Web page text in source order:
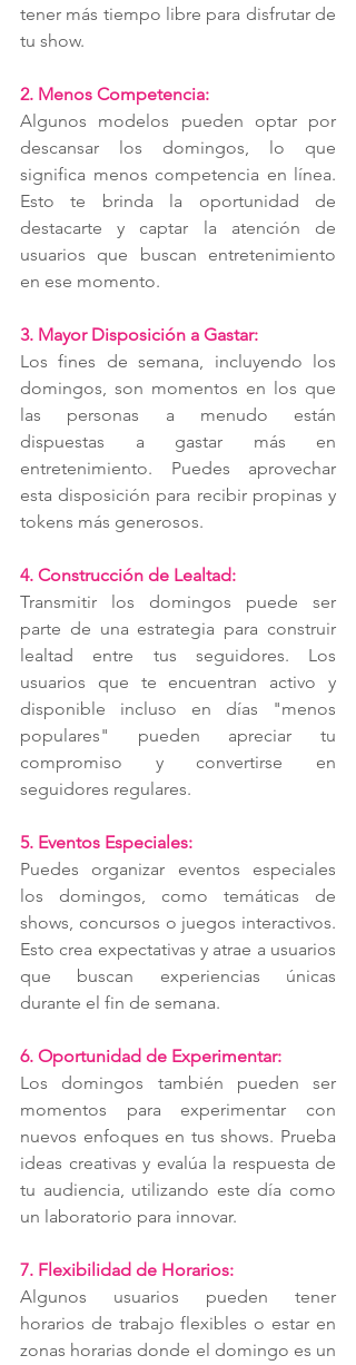
tener más tiempo libre para disfrutar de
tu show.
2. Menos Competencia:
Algunos modelos pueden optar por
descansar los domingos, lo que
significa menos competencia en línea.
Esto te brinda la oportunidad de
destacarte y captar la atención de
usuarios que buscan entretenimiento
en ese momento.
3. Mayor Disposición a Gastar:
Los fines de semana, incluyendo los
domingos, son momentos en los que
las personas a menudo están
dispuestas a gastar más en
entretenimiento. Puedes aprovechar
esta disposición para recibir propinas y
tokens más generosos.
4. Construcción de Lealtad:
Transmitir los domingos puede ser
parte de una estrategia para construir
lealtad entre tus seguidores. Los
usuarios que te encuentran activo y
disponible incluso en días "menos
populares" pueden apreciar tu
compromiso y convertirse en
seguidores regulares.
5. Eventos Especiales:
Puedes organizar eventos especiales
los domingos, como temáticas de
shows, concursos o juegos interactivos.
Esto crea expectativas y atrae a usuarios
que buscan experiencias únicas
durante el fin de semana.
6. Oportunidad de Experimentar:
Los domingos también pueden ser
momentos para experimentar con
nuevos enfoques en tus shows. Prueba
ideas creativas y evalúa la respuesta de
tu audiencia, utilizando este día como
un laboratorio para innovar.
7. Flexibilidad de Horarios:
Algunos usuarios pueden tener
horarios de trabajo flexibles o estar en
zonas horarias donde el domingo es un